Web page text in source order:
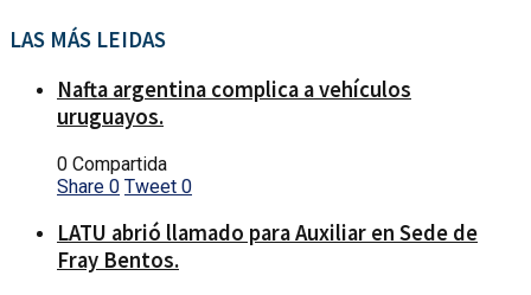
LAS MÁS LEIDAS
Nafta argentina complica a vehículos
uruguayos.
0 Compartida
Share 0 Tweet 0
LATU abrió llamado para Auxiliar en Sede de
Fray Bentos.